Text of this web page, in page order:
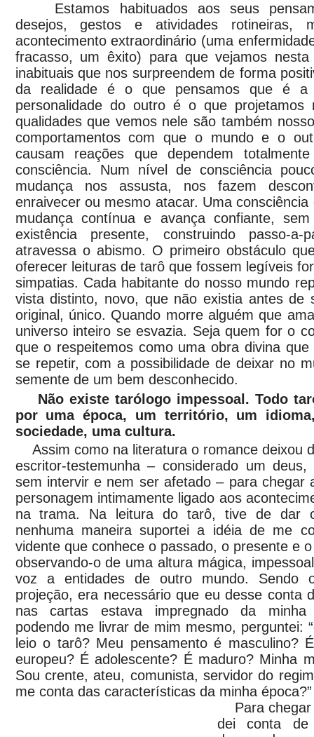
Estamos habituados aos seus
desejos, gestos e atividades rotineiras,
acontecimento extraordinário (uma
fracasso, um êxito) para que vejamos
inabituais que nos surpreendem de forma
da realidade é o que pensamos que é a
personalidade do outro é o que projetamos
qualidades que vemos nele são também
comportamentos com que o mundo e o
causam reações que dependem
consciência. Num nível de consciência
mudança nos assusta, nos fazem
enraivecer ou mesmo atacar. Uma
mudança contínua e avança confiante,
existência presente, construindo passo-
atravessa o abismo. O primeiro obstáculo
oferecer leituras de tarô que fossem legíveis
simpatias. Cada habitante do nosso mundo
vista distinto, novo, que não existia antes de
original, único. Quando morre alguém que
universo inteiro se esvazia. Seja quem for o
que o respeitemos como uma obra divina
se repetir, com a possibilidade de deixar no
semente de um bem desconhecido.
Não existe tarólogo impessoal. Todo
por uma época, um território, um
sociedade, uma cultura.
Assim como na literatura o romance deixou
escritor-testemunha – considerado um
sem intervir e nem ser afetado – para chegar
personagem intimamente ligado aos
na trama. Na leitura do tarô, tive de dar
nenhuma maneira suportei a idéia de me
vidente que conhece o passado, o presente e
observando-o de uma altura mágica,
voz a entidades de outro mundo. Sendo
projeção, era necessário que eu desse conta
nas cartas estava impregnado da minha
podendo me livrar de mim mesmo, perguntei:
leio o tarô? Meu pensamento é masculino?
europeu? É adolescente? É maduro? Minha
Sou crente, ateu, comunista, servidor do
me conta das características da minha época?”
Para chegar
dei conta de